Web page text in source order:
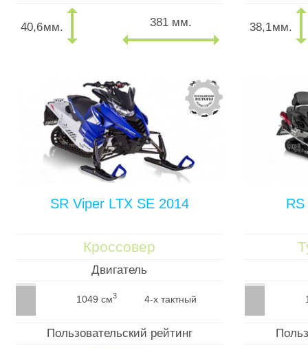
40,6мм. 381 мм. 38,1мм.
SR Viper LTX SE 2014
Кроссовер
Двигатель
1049 см3 4-х тактный
Пользовательский рейтинг